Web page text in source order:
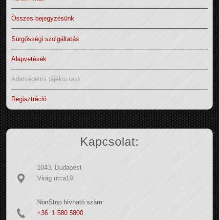
Összes bejegyzésünk
Sürgősségi szolgáltatás
Alapvetések
Adatvédelmi tájékoztató
Regisztráció
Kapcsolat:
1043, Budapest
Virág utca19.
NonStop hívható szám:
+36 1 580 5800